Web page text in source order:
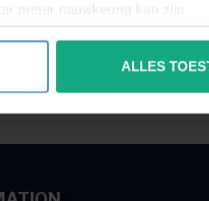
meter nauwkeurig kan zijn
(fingerprinting)
onze site met onze partners
ALLES